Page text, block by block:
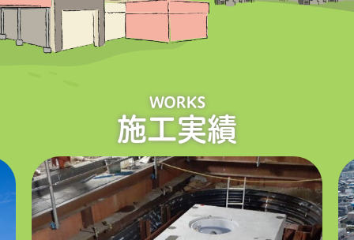
WORKS
施工実績